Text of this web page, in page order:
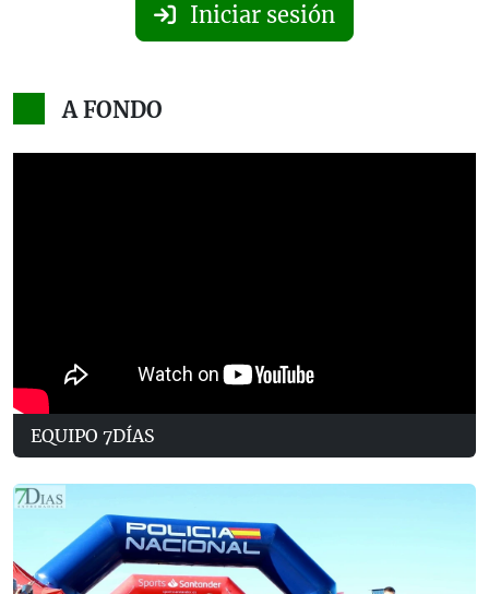
Iniciar sesión
A FONDO
EQUIPO 7DÍAS